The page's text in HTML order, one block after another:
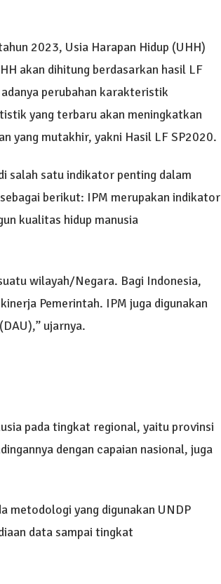
2023, Usia Harapan Hidup (UHH)
akan dihitung berdasarkan hasil LF
perubahan karakteristik
yang terbaru akan meningkatkan
yang mutakhir, yakni Hasil LF SP2020.
salah satu indikator penting dalam
berikut: IPM merupakan indikator
kualitas hidup manusia
wilayah/Negara. Bagi Indonesia,
Pemerintah. IPM juga digunakan
ujarnya.
pada tingkat regional, yaitu provinsi
dengan capaian nasional, juga
metodologi yang digunakan UNDP
data sampai tingkat